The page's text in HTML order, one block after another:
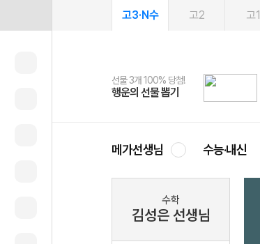
고3·N수 고2 고1
선물 3개 100% 당첨!
행운의 선물 뽑기
선물 100% 증정!
메가스터디 X 올리브
여름방학 스터디 캐시백
메가런 썸머스쿨
2027 러셀 단과
강사 공개선발
스마트러닝앱
설문 EVENT
메가패스
3일 무료 체험권
메가패스 수강생 무료혜택!
메가클럽 멤버십
사회공헌 캠페인
희망이룸 메가나눔
메가선생님 수능·내신
수학
김성은 선생님